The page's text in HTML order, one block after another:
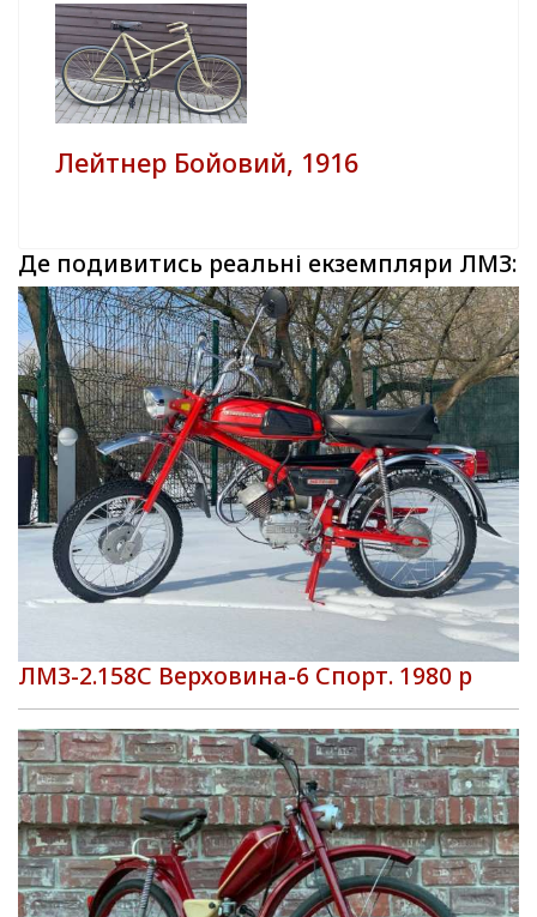
Лейтнер Бойовий, 1916
Де подивитись реальні екземпляри ЛМЗ:
ЛМЗ-2.158С Верховина-6 Спорт. 1980 р